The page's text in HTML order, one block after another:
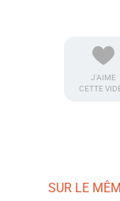
J'AIME
CETTE
SUR LE